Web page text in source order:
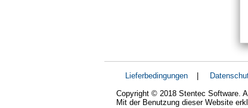
Lieferbedingungen |
Copyright © 2018 Stentec Software.
Mit der Benutzung dieser Website